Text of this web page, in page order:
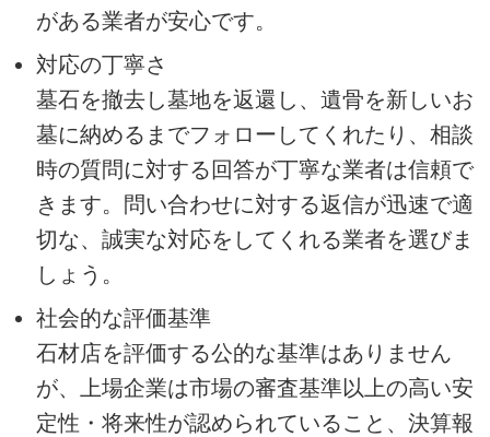
がある業者が安心です。
対応の丁寧さ
墓石を撤去し墓地を返還し、遺骨を新しいお
墓に納めるまでフォローしてくれたり、相談
時の質問に対する回答が丁寧な業者は信頼で
きます。問い合わせに対する返信が迅速で適
切な、誠実な対応をしてくれる業者を選びま
しょう。
社会的な評価基準
石材店を評価する公的な基準はありません
が、上場企業は市場の審査基準以上の高い安
定性・将来性が認められていること、決算報